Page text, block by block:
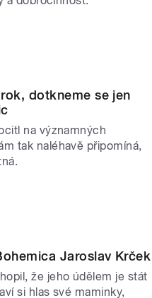
dotkneme se jen
na významných
tak naléhavě připomíná,
Jaroslav Krček
že jeho údělem je stát
si hlas své maminky,